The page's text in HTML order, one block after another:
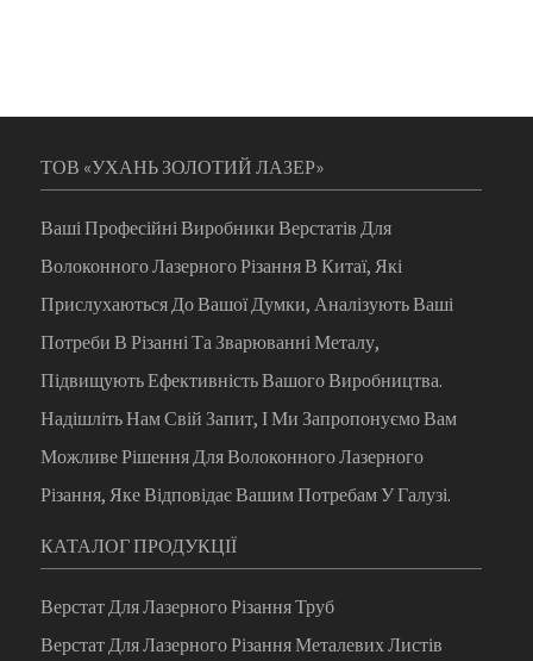
ТОВ «УХАНЬ ЗОЛОТИЙ ЛАЗЕР»
Ваші Професійні Виробники Верстатів Для
Волоконного Лазерного Різання В Китаї, Які
Прислухаються До Вашої Думки, Аналізують Ваші
Потреби В Різанні Та Зварюванні Металу,
Підвищують Ефективність Вашого Виробництва.
Надішліть Нам Свій Запит, І Ми Запропонуємо Вам
Можливе Рішення Для Волоконного Лазерного
Різання, Яке Відповідає Вашим Потребам У Галузі.
КАТАЛОГ ПРОДУКЦІЇ
Верстат Для Лазерного Різання Труб
Верстат Для Лазерного Різання Металевих Листів